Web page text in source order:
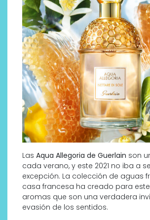
Las Aqua Allegoria de Guerlain son
cada verano, y este 2021 no iba a
excepción. La colección de aguas
casa francesa ha creado para
aromas que son una verdadera
evasión de los sentidos.